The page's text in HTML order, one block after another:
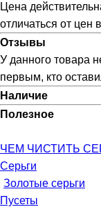
Цена
отличаться от цен
Отзывы
У данного товара
первым, кто
Наличие
Полезное
ЧЕМ ЧИСТИТЬ
Серьги
Золотые серьги
Пусеты